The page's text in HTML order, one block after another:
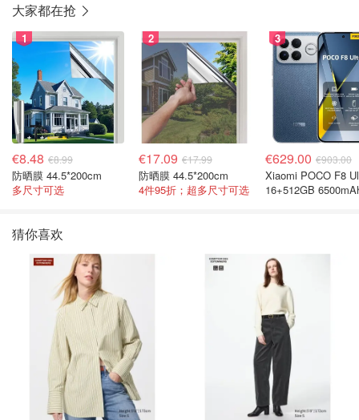
大家都在抢
1
€8.48 €8.99
防晒膜 44.5*200cm
多尺寸可选
2
€17.09 €17.99
防晒膜 44.5*200cm
4件95折；超多尺寸可选
3
€629.00 €903.00
Xiaomi POCO F8
16+512GB
猜你喜欢